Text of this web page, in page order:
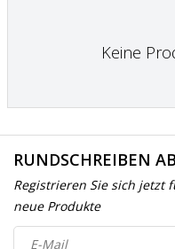
Keine
RUNDSCHREIBEN
Registrieren Sie sich jetzt
neue Produkte